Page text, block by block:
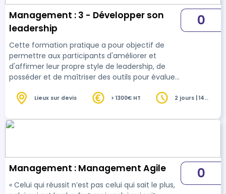
Management : 3 - Développer son
leadership
Cette formation pratique a pour objectif de
permettre aux participants d'améliorer et
d'affirmer leur propre style de leadership, de
posséder et de maîtriser des outils pour évaluer
leader afin de motiver et d'amener leurs
0
Lieux sur devis > 1300€ HT
2 jours | 14
Management : Management Agile
« Celui qui réussit n’est pas celui qui sait le plus,
0